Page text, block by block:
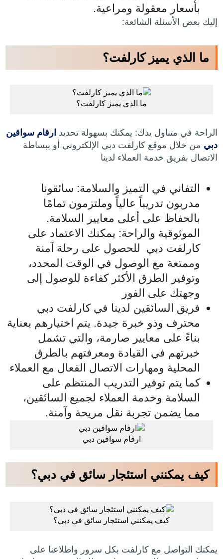
بأسعار معقولة ومراعية.
إليك بعض الأسئلة الشائعة:
ما الذي يميز كارلفت؟
ما الذي يميز كارلفت؟
الراحة في متناول يدك: يمكنك بسهولة تحديد ارقام سواقين
دبي من خلال موقع كارلفت دبي الإلكتروني أو ببساطة
الاتصال بفريق خدمة العملاء لدينا
التفاني في التميز والسلامة: سائقونا
مدربون تدريباً عالياً وملتزمون تمامًا
بالحفاظ على أعلى معايير السلامة.
الموثوقية والراحة: يمكنك الاعتماد على
كارلفت دبي للحصول على رحلة آمنة
وممتعة مع الوصول في الوقت المحدد،
وتوفير الطرق الأكثر كفاءة للوصول إلى
وجهتك على الفور
فريق السائقين لدينا في كارلفت دبي
محترف وذو خبرة جيدة. يتم اختيارهم بعناية
بناءً على معايير صارمة، والتي تشمل
خبرتهم في القيادة ومعرفتهم بالطرق
المحلية ومهارات الاتصال الفعال مع العملاء
كما يتم توفير التدريب المنتظم على
السلامة وخدمة العملاء لجميع السائقين،
مما يضمن تجربة نقل مريحة وآمنة.
ارقام سواقين دبي
كيف يمكنني استئجار سائق في دبي؟
كيف يمكنني استئجار سائق في دبي؟
يمكنك التواصل مع كارلفت بكل سرور واطلاعنا على